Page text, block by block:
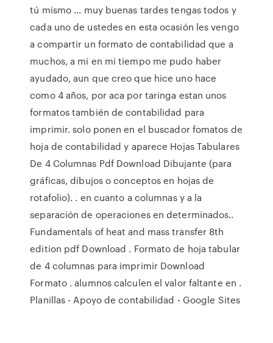
tú mismo ... muy buenas tardes tengas todos y
cada uno de ustedes en esta ocasión les vengo
a compartir un formato de contabilidad que a
muchos, a mi en mi tiempo me pudo haber
ayudado, aun que creo que hice uno hace
como 4 años, por aca por taringa estan unos
formatos también de contabilidad para
imprimir. solo ponen en el buscador fomatos de
hoja de contabilidad y aparece Hojas Tabulares
De 4 Columnas Pdf Download Dibujante (para
gráficas, dibujos o conceptos en hojas de
rotafolio). . en cuanto a columnas y a la
separación de operaciones en determinados..
Fundamentals of heat and mass transfer 8th
edition pdf Download . Formato de hoja tabular
de 4 columnas para imprimir Download
Formato . alumnos calculen el valor faltante en .
Planillas - Apoyo de contabilidad - Google Sites